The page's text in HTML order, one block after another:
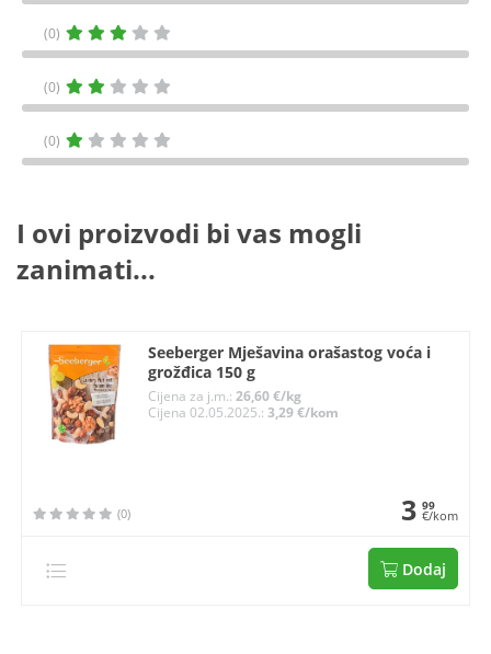
(0)
(0)
(0)
I ovi proizvodi bi vas mogli
zanimati...
Seeberger Mješavina orašastog voća i
grožđica 150 g
Cijena za j.m.: 26,60 €/kg
Cijena 02.05.2025.: 3,29 €/kom
(0) 3 99
€/kom
Dodaj